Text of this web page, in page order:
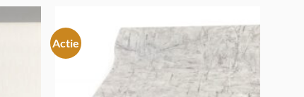
Actie
Toevoegen
aan
verlanglijst